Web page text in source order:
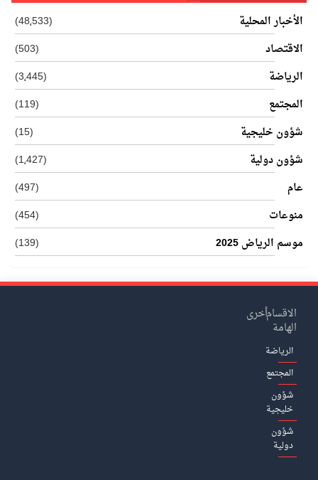
الأخبار المحلية
(48٬533)
الاقتصاد
(503)
الرياضة
(3٬445)
المجتمع
(119)
شؤون خليجية
(15)
شؤون دولية
(1٬427)
عام
(497)
منوعات
(454)
موسم الرياض 2025
(139)
الاقسام
الهامة
الرياضة
المجتمع
شؤون
خليجية
شؤون
دولية
أخرى